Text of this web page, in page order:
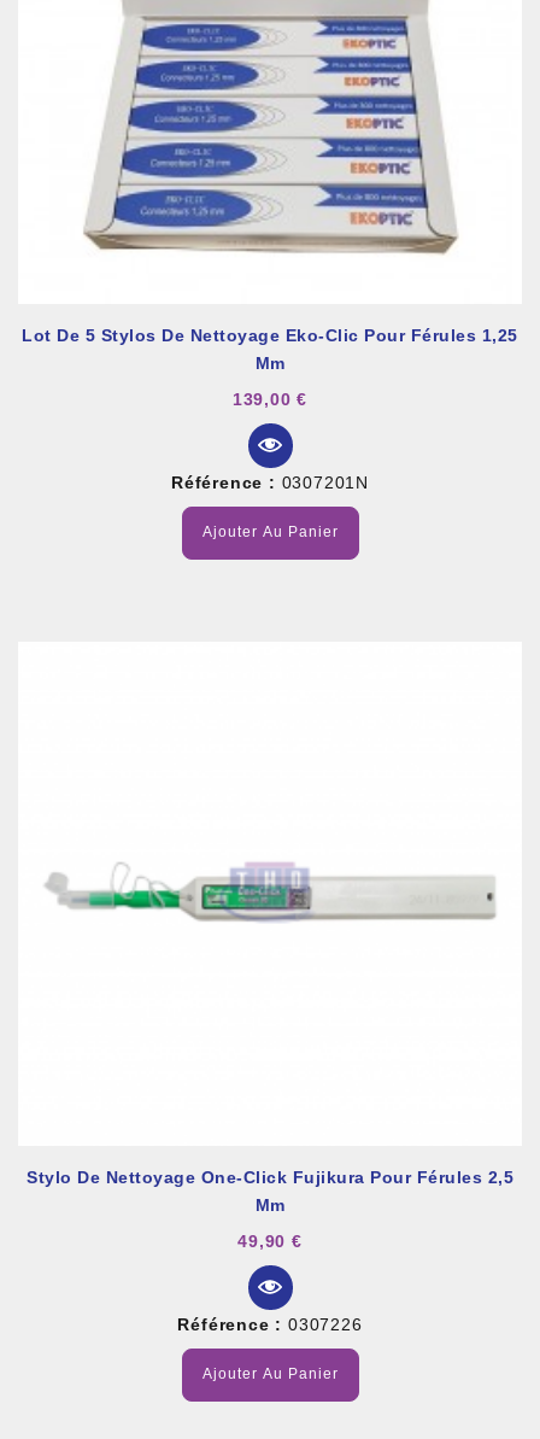
Lot De 5 Stylos De Nettoyage Eko-Clic Pour Férules 1,25
Mm
139,00 €
Référence : 0307201N
Ajouter Au Panier
Stylo De Nettoyage One-Click Fujikura Pour Férules 2,5
Mm
49,90 €
Référence : 0307226
Ajouter Au Panier